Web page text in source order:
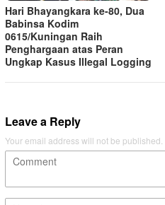
Hari Bhayangkara ke-80, Dua
Babinsa Kodim
0615/Kuningan Raih
Penghargaan atas Peran
Ungkap Kasus Illegal Logging
Leave a Reply
Your email address will not be published.